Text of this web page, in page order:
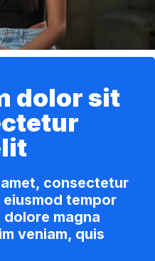
dolor sit
consectetur
tempor
magna
veniam, quis